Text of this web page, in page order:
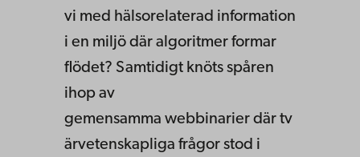
vi med hälsorelaterad information
i en miljö där algoritmer formar
flödet? Samtidigt knöts spåren
ihop av
gemensamma webbinarier där tv
ärvetenskapliga frågor stod i